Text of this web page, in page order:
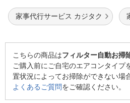
家事代行サービス カジタク
こちらの商品はフィルター自動お掃
ご購入前にご自宅のエアコンタイプ
置状況によってお掃除ができない場
よくあるご質問をご確認ください。